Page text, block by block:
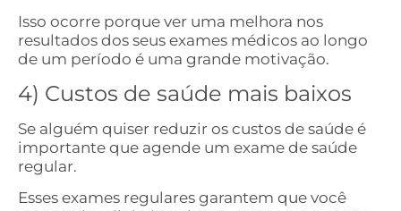
Isso ocorre porque ver uma melhora nos
resultados dos seus exames médicos ao longo
de um período é uma grande motivação.
4) Custos de saúde mais baixos
Se alguém quiser reduzir os custos de saúde é
importante que agende um exame de saúde
regular.
Esses exames regulares garantem que você